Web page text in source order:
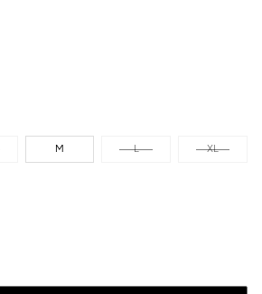
M L XL